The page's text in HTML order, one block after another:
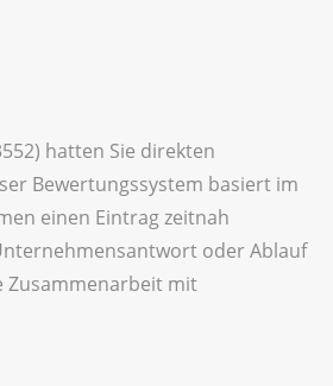
hatten Sie direkten
Bewertungssystem basiert im
einen Eintrag zeitnah
oder Ablauf
Zusammenarbeit mit